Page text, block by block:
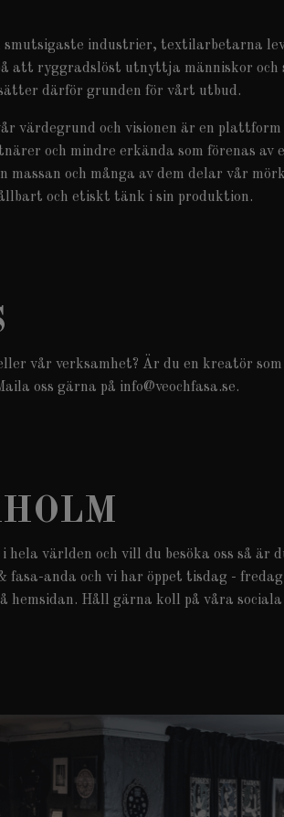
smutsigaste industrier, textilarbetarna
att ryggradslöst utnyttja människor
därför grunden för vårt utbud.
och visionen är en
och mindre erkända som förenas
och många av dem delar vår
och etiskt tänk i sin produktion.
vår verksamhet? Är du en kreatör
oss gärna på info@veochfasa.se.
hela världen och vill du besöka oss så
anda och vi har öppet tisdag -
hemsidan. Håll gärna koll på våra